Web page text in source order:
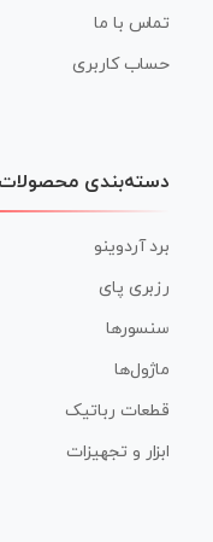
تماس با ما
حساب کاربری
دسته‌بندی محصولات
برد آردوینو
رزبری پای
سنسورها
ماژول‌ها
قطعات رباتیک
ابزار و تجهیزات